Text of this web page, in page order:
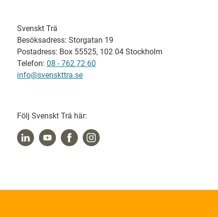
Svenskt Trä
Besöksadress: Storgatan 19
Postadress: Box 55525, 102 04 Stockholm
Telefon: 08 - 762 72 60
info@svenskttra.se
Följ Svenskt Trä här: